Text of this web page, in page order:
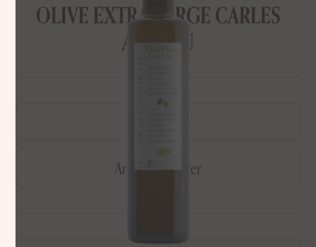
OLIVE EXTRA VERGE CARLES
ANDREU
Arbequinaoliver